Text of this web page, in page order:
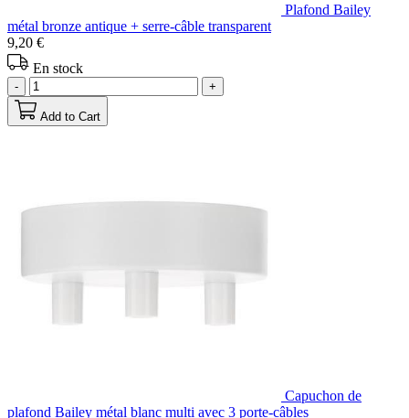
Plafond Bailey
métal bronze antique + serre-câble transparent
9,20 €
En stock
- +
Add to Cart
Capuchon de
plafond Bailey métal blanc multi avec 3 porte-câbles